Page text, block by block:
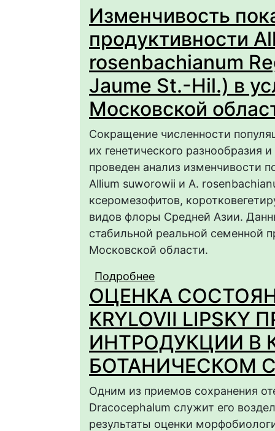
Изменчивость
продуктивности
rosenbachianum
Jaume St.-Hil.) в
Московской
Сокращение численности
их генетического разнообразия
проведен анализ изменчивости
Allium suworowii и A.
ксеромезофитов,
видов флоры Средней Азии.
стабильной реальной семенной
Московской области.
Подробнее
suworowii Regel и A.
St.-Hil.) в условиях
ОЦЕНКА
KRYLOVII
ИНТРОДУКЦИИ В
БОТАНИЧЕСКОМ
Одним из приемов сохранения
Dracocephalum служит его
результаты оценки